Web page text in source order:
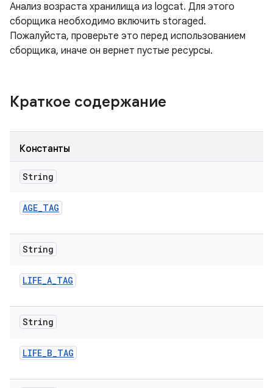
Анализ возраста хранилища из logcat. Для этого
сборщика необходимо включить storaged.
Пожалуйста, проверьте это перед использованием
сборщика, иначе он вернет пустые ресурсы.
Краткое содержание
Константы
String
AGE_TAG
String
LIFE_A_TAG
String
LIFE_B_TAG